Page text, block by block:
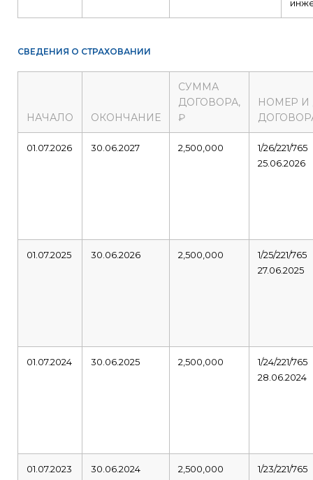
СВЕДЕНИЯ О СТРАХОВАНИИ
НАЧАЛО ОКОНЧАНИЕ
СУММА
ДОГОВОРА,
₽
НОМЕР И
01.07.2026 30.06.2027 2,500,000
1/26/221/765
25.06.2026
01.07.2025 30.06.2026 2,500,000
1/25/221/765
27.06.2025
01.07.2024 30.06.2025 2,500,000
1/24/221/765
28.06.2024
01.07.2023 30.06.2024 2,500,000
1/23/221/765